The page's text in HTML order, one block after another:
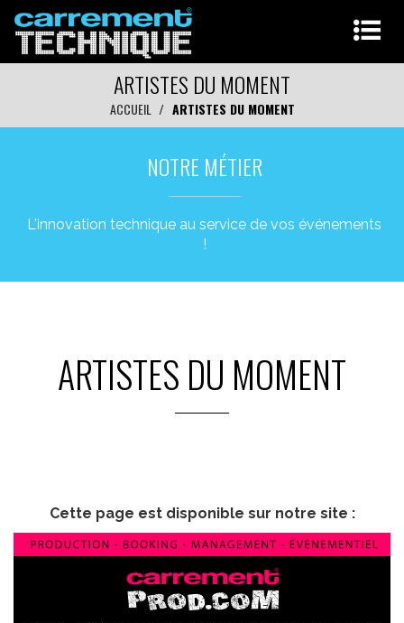
ARTISTES DU MOMENT
ACCUEIL ARTISTES DU MOMENT
NOTRE MÉTIER
L'innovation technique au service de vos événements
!
ARTISTES DU MOMENT
Cette page est disponible sur notre site :